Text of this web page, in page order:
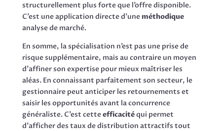
structurellement plus forte que l’offre disponible.
C’est une application directe d’une méthodique
analyse de marché.
En somme, la spécialisation n’est pas une prise de
risque supplémentaire, mais au contraire un moyen
d’affiner son expertise pour mieux maîtriser les
aléas. En connaissant parfaitement son secteur, le
gestionnaire peut anticiper les retournements et
saisir les opportunités avant la concurrence
généraliste. C’est cetteefficacitéqui permet
d’afficher des taux de distribution attractifs tout